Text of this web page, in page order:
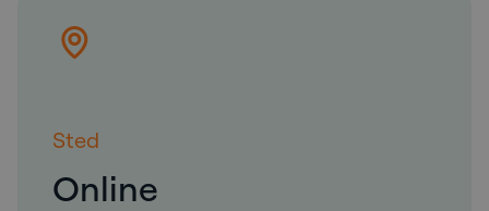
Sted
Online